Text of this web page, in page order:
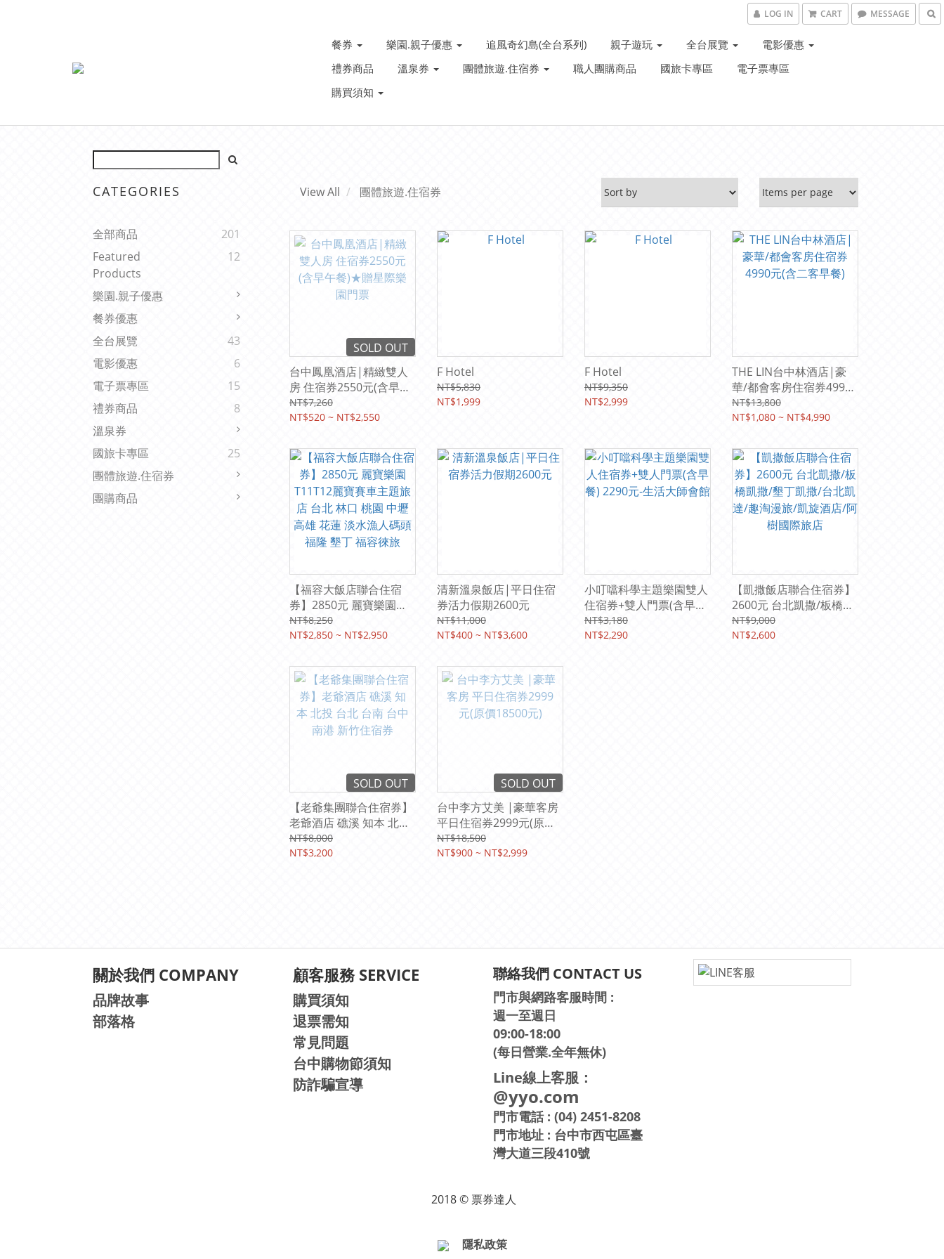
LOG IN CART MESSAGE
餐券 樂園.親子優惠 追風奇幻島(全台系列) 親子遊玩 全台展覽
電影優惠
禮券商品
溫泉券 團體旅遊.住宿券 職人團購商品 國旅卡專區
電子票專區
購買須知
CATEGORIES
全部商品
201
Featured
Products
12
樂園.親子優惠
餐券優惠
全台展覽
43
電影優惠
6
電子票專區
15
禮券商品
8
溫泉券
國旅卡專區
25
團體旅遊.住宿券
團購商品
View All 團體旅遊.住宿券
SOLD OUT
台中鳳凰酒店|精緻雙人
房 住宿券2550元(含早午
餐)★贈星際樂園門票
NT$7,260
NT$520 ~ NT$2,550
F Hotel
NT$5,830
NT$1,999
F Hotel
NT$9,350
NT$2,999
THE LIN台中林酒店|豪
華/都會客房住宿券4990
元(含二客早餐)
NT$13,800
NT$1,080 ~ NT$4,990
【福容大飯店聯合住宿
券】2850元 麗寶樂園
T11T12麗寶賽車主題旅
店 台北 林口 桃園 中壢 高
隆 墾丁 福容徠旅
NT$8,250
NT$2,850 ~ NT$2,950
清新溫泉飯店|平日住宿
券活力假期2600元
NT$11,000
NT$400 ~ NT$3,600
小叮噹科學主題樂園雙人
住宿券+雙人門票(含早餐)
2290元-生活大師會館
NT$3,180
NT$2,290
【凱撒飯店聯合住宿券】
2600元 台北凱撒/板橋凱
撒/墾丁凱撒/台北凱達/趣
淘漫旅/凱旋酒店/阿樹國
NT$9,000
NT$2,600
SOLD OUT
【老爺集團聯合住宿券】
老爺酒店 礁溪 知本 北投
台北 台南 台中 南港 新竹
住宿券
NT$8,000
NT$3,200
SOLD OUT
台中李方艾美 |豪華客房
平日住宿券2999元(原價
18500元)
NT$18,500
NT$900 ~ NT$2,999
關於我們 COMPANY
品牌故事
部落格
顧客服務 SERVICE
購買須知
退票需知
常見問題
台中購物節須知
防詐騙宣導
聯絡我們 CONTACT US
門市與網路客服時間 :
週一至週日
09:00-18:00
(每日營業.全年無休)
Line線上客服：
@yyo.com
門市電話 : (04) 2451-8208
門市地址 : 台中市西屯區臺
灣大道三段410號
2018 © 票券達人
隱私政策